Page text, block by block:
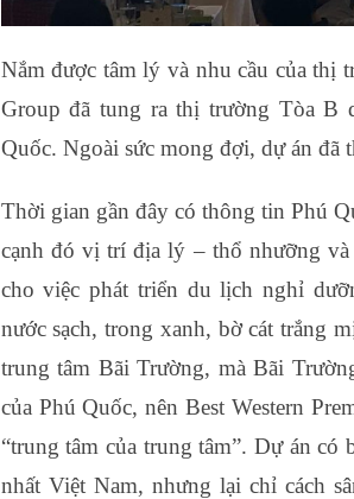
Nắm được tâm lý và nhu cầu của thị
Group đã tung ra thị trường Tòa B
Quốc. Ngoài sức mong đợi, dự án đã
Thời gian gần đây có thông tin Phú
cạnh đó vị trí địa lý – thổ nhưỡng
cho việc phát triển du lịch nghỉ
nước sạch, trong xanh, bờ cát trắng
trung tâm Bãi Trường, mà Bãi
của Phú Quốc, nên Best Western
“trung tâm của trung tâm”. Dự án
nhất Việt Nam, nhưng lại chỉ cách